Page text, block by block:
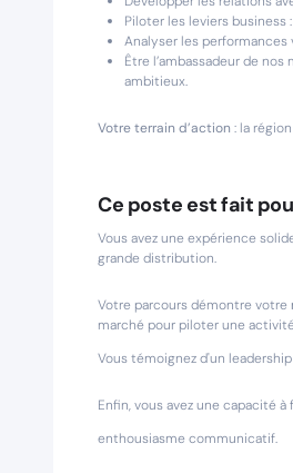
Piloter les leviers
Analyser les
Être l’ambassadeur de
ambitieux.
Votre terrain d’action : la
Ce poste est fait
Vous avez une expérience
grande distribution.
Votre parcours démontre votre
marché pour piloter une
Vous témoignez d'un
Enfin, vous avez une capacité
enthousiasme communicatif.